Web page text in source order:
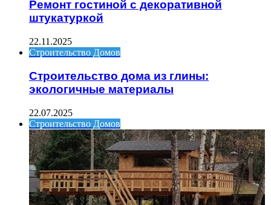
Ремонт гостиной с декоративной
штукатуркой
22.11.2025
Строительство Домов
Строительство дома из глины:
экологичные материалы
22.07.2025
Строительство Домов